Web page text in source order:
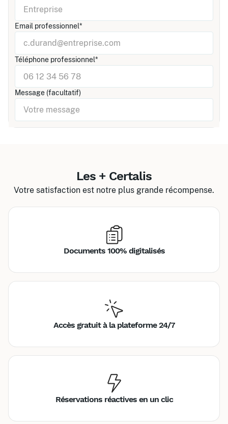
Email professionnel*
Téléphone professionnel*
Message (facultatif)
Les + Certalis
Votre satisfaction est notre plus grande récompense.
Documents 100% digitalisés
Accès gratuit à la plateforme 24/7
Réservations réactives en un clic